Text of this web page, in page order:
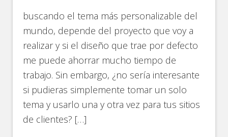
buscando el tema más personalizable del
mundo, depende del proyecto que voy a
realizar y si el diseño que trae por defecto
me puede ahorrar mucho tiempo de
trabajo. Sin embargo, ¿no sería interesante
si pudieras simplemente tomar un solo
tema y usarlo una y otra vez para tus sitios
de clientes? […]